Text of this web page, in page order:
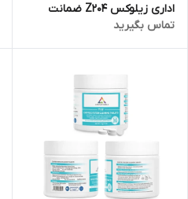
اداری زیلوکس Z204 ضمانت
اصالت کالا و ارسال فوری /
گارانتی 18 ماهه مارکو تجارت
تماس بگیرید